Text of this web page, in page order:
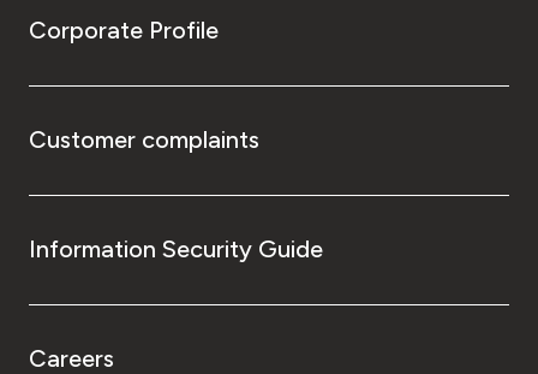
Corporate Profile
Customer complaints
Information Security Guide
Careers